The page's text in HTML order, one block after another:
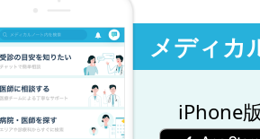
メディカ
iPhone